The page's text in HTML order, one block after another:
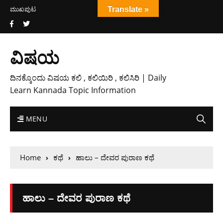
ಮುಖಪುಟ
ವಿಷಯ
ದಿನಕ್ಕೊಂದು ವಿಷಯ ಕಲಿ , ಕಲಿಯಿರಿ , ಕಲಿಸಿರಿ | Daily
Learn Kannada Topic Information
MENU
Home ಕಥೆ ಹಾಲು – ದೇವರ ಪುರಾಣ ಕಥೆ
ಹಾಲು – ದೇವರ ಪುರಾಣ ಕಥೆ
Translate »